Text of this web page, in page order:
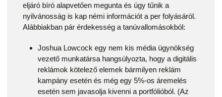
eljáró bíró alapvetően megunta és úgy tűnik a
nyilvánosság is kap némi információt a per folyásáról.
Alábbiakban pár érdekesség a tanúvallomásokból:
Joshua Lowcock egy nem kis média ügynökség
vezető munkatársa hangsúlyozta, hogy a digitális
reklámok kötelező elemek bármilyen reklám
kampány esetén és még egy 5%-os áremelés
esetén sem javasolja kivenni a portfólióból. (Az